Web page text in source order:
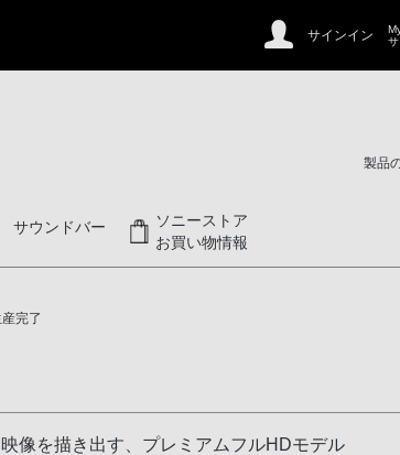
サインイン
製品
サウンドバー
ソニーストア
お買い物情報
完了
像を描き出す、プレミアムフルHDモデル